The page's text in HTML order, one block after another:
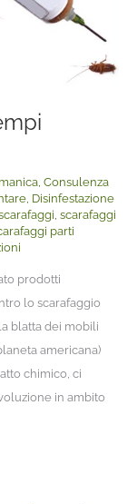
, Consulenza
, Disinfestazione
, scarafaggi
parti
prodotti
lo scarafaggio
blatta dei mobili
americana)
chimico, ci
in ambito